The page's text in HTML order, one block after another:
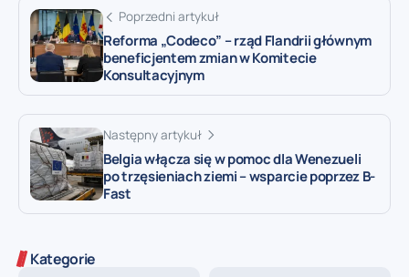
Poprzedni artykuł
Reforma „Codeco” – rząd Flandrii głównym
beneficjentem zmian w Komitecie
Konsultacyjnym
Następny artykuł
Belgia włącza się w pomoc dla Wenezueli
po trzęsieniach ziemi – wsparcie poprzez B-
Fast
Kategorie